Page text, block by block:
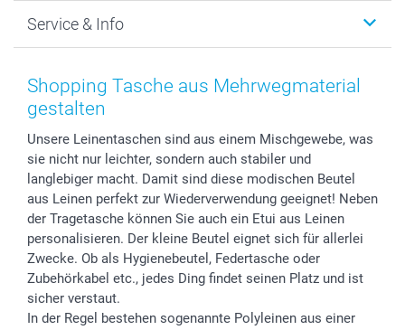
Fotoabzüge, Fotos als Buch & Poster
Zubehör & Material
Foto-Kalender & Agenden
Geschenk-Gutscheine (PDF)
Datenschutz
AGB
Impressum
Partnerprogramme
Investor Relations
B2B smartbusiness
Widerrufsrecht
Neujahr
Muttertag
Vatertag
Hochzeit
Geburtstag
Geburt
Zu allen Anlässen
Service & Info
Preise und Versandkosten
Lieferfristen
Zahlungsmöglichkeiten
Anmelden /Registrieren
Sitemap
Status der Bestellung
smartfriends
smartgarantie
smartbonus
Shopping Tasche aus Mehrwegmaterial
gestalten
Unsere Leinentaschen sind aus einem Mischgewebe, was
sie nicht nur leichter, sondern auch stabiler und
langlebiger macht. Damit sind diese modischen Beutel
aus Leinen perfekt zur Wiederverwendung geeignet! Neben
der Tragetasche können Sie auch ein Etui aus Leinen
personalisieren. Der kleine Beutel eignet sich für allerlei
Zwecke. Ob als Hygienebeutel, Federtasche oder
Zubehörkabel etc., jedes Ding findet seinen Platz und ist
sicher verstaut.
In der Regel bestehen sogenannte Polyleinen aus einer